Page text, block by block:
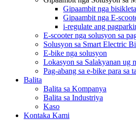
Gipaambit nga bisikleta
Gipaambit nga E-
i-regulate ang
E-scooter nga solusyon sa
Solusyon sa Smart Electric
E-bike nga solusyon
Lokasyon sa Salakyanan ug
Pag-abang sa e-bike para sa
Balita
Balita sa Kompanya
Balita sa Industriya
Kaso
Kontaka Kami